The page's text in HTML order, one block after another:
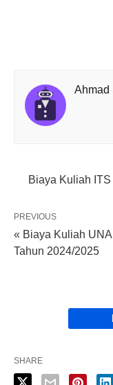
Ahmad
Biaya Kuliah
PREVIOUS
« Biaya Kuliah
Tahun 2024/2025
SHARE